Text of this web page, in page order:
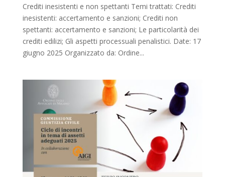
Crediti inesistenti e non spettanti Temi trattati: Crediti
inesistenti: accertamento e sanzioni; Crediti non
spettanti: accertamento e sanzioni; Le particolarità dei
crediti edilizi; Gli aspetti processuali penalistici. Date: 17
giugno 2025 Organizzato da: Ordine...